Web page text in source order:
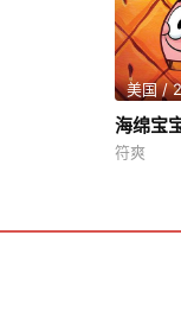
美国 /
海绵宝
符爽